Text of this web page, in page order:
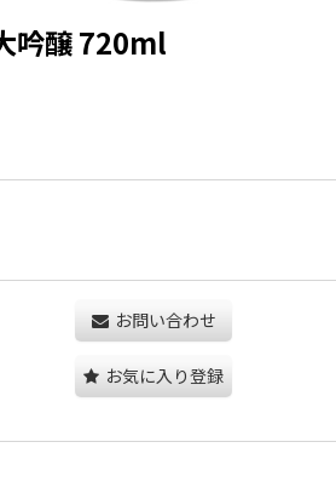
吟醸 720ml
お問い合わせ
お気に入り登録